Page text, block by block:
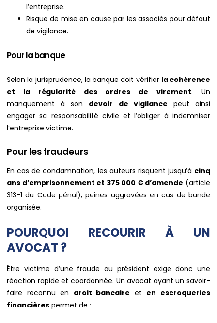
l’entreprise.
Risque de mise en cause par les associés pour défaut
de vigilance.
Pour la banque
Selon la jurisprudence, la banque doit vérifier la cohérence
et la régularité des ordres de virement. Un
manquement à son devoir de vigilance peut ainsi
engager sa responsabilité civile et l’obliger à indemniser
l’entreprise victime.
Pour les fraudeurs
En cas de condamnation, les auteurs risquent jusqu’à cinq
ans d’emprisonnement et 375 000 € d’amende (article
313-1 du Code pénal), peines aggravées en cas de bande
organisée.
POURQUOI RECOURIR À UN
AVOCAT ?
Être victime d’une fraude au président exige donc une
réaction rapide et coordonnée. Un avocat ayant un savoir-
faire reconnu en droit bancaire et en escroqueries
financières permet de :